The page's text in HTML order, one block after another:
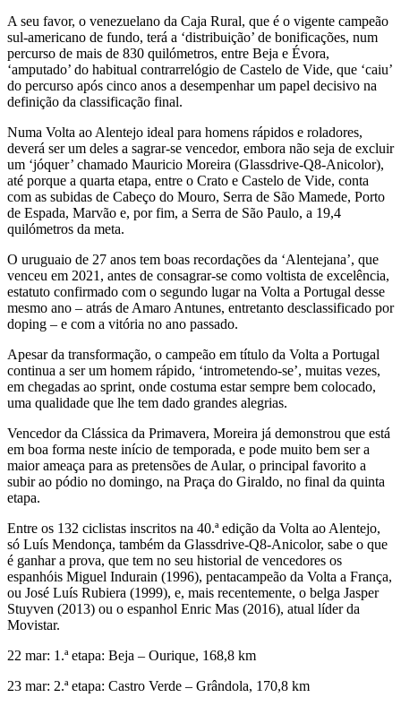
A seu favor, o venezuelano da Caja Rural, que é o vigente campeão
sul-americano de fundo, terá a ‘distribuição’ de bonificações, num
percurso de mais de 830 quilómetros, entre Beja e Évora,
‘amputado’ do habitual contrarrelógio de Castelo de Vide, que ‘caiu’
do percurso após cinco anos a desempenhar um papel decisivo na
definição da classificação final.
Numa Volta ao Alentejo ideal para homens rápidos e roladores,
deverá ser um deles a sagrar-se vencedor, embora não seja de excluir
um ‘jóquer’ chamado Mauricio Moreira (Glassdrive-Q8-Anicolor),
até porque a quarta etapa, entre o Crato e Castelo de Vide, conta
com as subidas de Cabeço do Mouro, Serra de São Mamede, Porto
de Espada, Marvão e, por fim, a Serra de São Paulo, a 19,4
quilómetros da meta.
O uruguaio de 27 anos tem boas recordações da ‘Alentejana’, que
venceu em 2021, antes de consagrar-se como voltista de excelência,
estatuto confirmado com o segundo lugar na Volta a Portugal desse
mesmo ano – atrás de Amaro Antunes, entretanto desclassificado por
doping – e com a vitória no ano passado.
Apesar da transformação, o campeão em título da Volta a Portugal
continua a ser um homem rápido, ‘intrometendo-se’, muitas vezes,
em chegadas ao sprint, onde costuma estar sempre bem colocado,
uma qualidade que lhe tem dado grandes alegrias.
Vencedor da Clássica da Primavera, Moreira já demonstrou que está
em boa forma neste início de temporada, e pode muito bem ser a
maior ameaça para as pretensões de Aular, o principal favorito a
subir ao pódio no domingo, na Praça do Giraldo, no final da quinta
etapa.
Entre os 132 ciclistas inscritos na 40.ª edição da Volta ao Alentejo,
só Luís Mendonça, também da Glassdrive-Q8-Anicolor, sabe o que
é ganhar a prova, que tem no seu historial de vencedores os
espanhóis Miguel Indurain (1996), pentacampeão da Volta a França,
ou José Luís Rubiera (1999), e, mais recentemente, o belga Jasper
Stuyven (2013) ou o espanhol Enric Mas (2016), atual líder da
Movistar.
22 mar: 1.ª etapa: Beja – Ourique, 168,8 km
23 mar: 2.ª etapa: Castro Verde – Grândola, 170,8 km